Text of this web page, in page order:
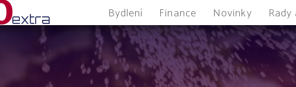
extra Bydlení Finance Novinky